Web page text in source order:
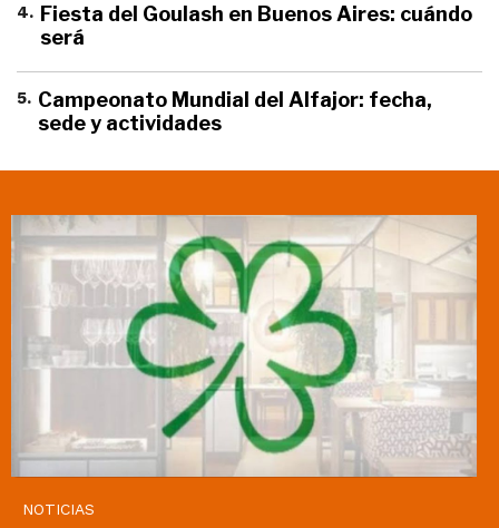
4. Fiesta del Goulash en Buenos Aires: cuándo
será
5. Campeonato Mundial del Alfajor: fecha,
sede y actividades
NOTICIAS